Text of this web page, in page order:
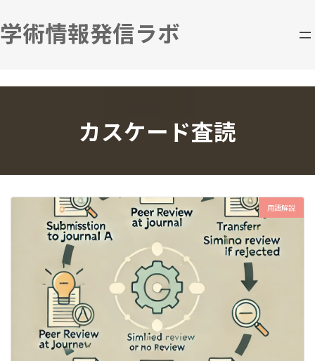
ン
テ
へ
ビ
ゲ
ョ
学術情報発信ラボ
カスケード査読
用語解説